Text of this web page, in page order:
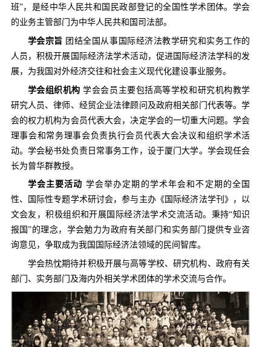
班”，是经中华人民共和国民政部登记的全国性学术团体。学会
的业务主管部门为中华人民共和国司法部。
学会宗旨 团结全国从事国际经济法教学研究和实务工作的
人员，积极开展国际经济法学术活动，促进国际经济法学科的发
展，为我国对外经济交往和社会主义现代化建设事业服务。
学会组织机构学会会员主要包括高等学校和研究机构教学
研究人员、律师、经贸企业法律顾问及政府相关部门代表等。学
会的权力机构为会员代表大会，决定学会的一切重大问题。学会
理事会和常务理事会负责执行会员代表大会决议和组织学术活
动。学会秘书处负责日常事务工作，设于厦门大学。学会现任会
长为曾华群教授。
学会主要活动 学会举办定期的学术年会和不定期的全国
性、国际性专题学术研讨会，参与主办《国际经济法学刊》，以
文会友，积极组织和开展国际经济法学术交流活动。秉持“知识
报国”的理念，学会勉力为政府有关部门和实务部门提供专业咨
询意见，争取成为我国国际经济法领域的民间智库。
学会热忱期待并积极开展与高等学校、研究机构、政府有关
部门、实务部门及海内外相关学术团体的学术交流与合作。